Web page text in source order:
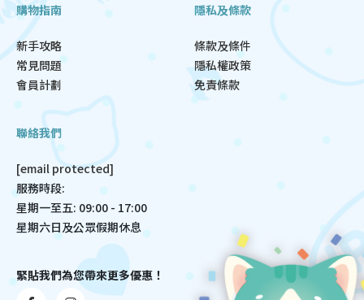
購物指南
新手攻略
常見問題
會員計劃
隱私及條款
條款及條件
隱私權政策
免責條款
聯絡我們
[email protected]
服務時段:
星期一至五: 09:00 - 17:00
星期六日及公眾假期休息
緊貼我們為您帶來更多優惠！